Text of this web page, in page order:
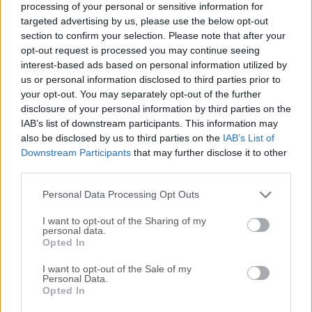
processing of your personal or sensitive information for
targeted advertising by us, please use the below opt-out
section to confirm your selection. Please note that after your
opt-out request is processed you may continue seeing
interest-based ads based on personal information utilized by
us or personal information disclosed to third parties prior to
your opt-out. You may separately opt-out of the further
disclosure of your personal information by third parties on the
IAB’s list of downstream participants. This information may
also be disclosed by us to third parties on the IAB’s List of
Downstream Participants that may further disclose it to other
Personal Data Processing Opt Outs
I want to opt-out of the Sharing of my
personal data.
Opted In
I want to opt-out of the Sale of my
Personal Data.
Opted In
supporto di altri 3 medici. Sono rimasto in
sala operatoria per 4 ore, dalle 11 di mattina
alla 16 di pomeriggio – racconta a CA Savi,
che è un impiegato amministrativo dello
stesso ospedale ‘Engles Profili’ ma del reparto
di Radiologia – Da paziente ho trovato un
ambiente molto umano in questo nostro
ospedale che è un’eccellenza della sanità
regionale ed è più a misura di ammalato
rispetto magari all’ospedale di Torrette dove
ero rimasto ricoverato ben 4 mesi nel 2017. Tra
l’altro questo è periodo non facile per
degenza in Ortopedia dell’ospedale di
Fabriano ho incontrato medici, caposala,
dell’impresa di pulizia che si sono dimostrati
molto attenti alle esigenze di noi pazienti.